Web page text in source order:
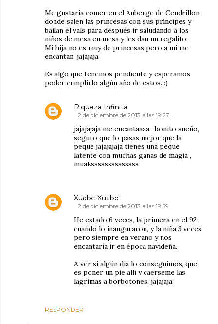
Me gustaría comer en el Auberge de Cendrillon,
donde salen las princesas con sus príncipes y
bailan el vals para después ir saludando a los
niños de mesa en mesa y les dan un regalito.
Mi hija no es muy de princesas pero a mí me
encantan, jajajaja.
Es algo que tenemos pendiente y esperamos
poder cumplirlo algún año de estos. :)
RESPONDER
Riqueza Infinita
2 de diciembre de 2013 a las 19:27
jajajajaja me encantaaaa , bonito sueño,
seguro que lo pasas mejor que la
peque jajajajaja tienes una peque
latente con muchas ganas de magia ,
muakssssssssssssss
Xuabe Xuabe
2 de diciembre de 2013 a las 19:59
He estado 6 veces, la primera en el 92
cuando lo inauguraron, y la niña 3 veces
pero siempre en verano y nos
encantaría ir en época navideña.
A ver si algún día lo conseguimos, que
es poner un pie allí y caérseme las
lagrimas a borbotones, jajajaja.